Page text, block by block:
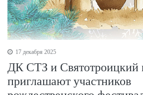
17 декабря 2025
ДК СТЗ и Святотроицкий
приглашают участников